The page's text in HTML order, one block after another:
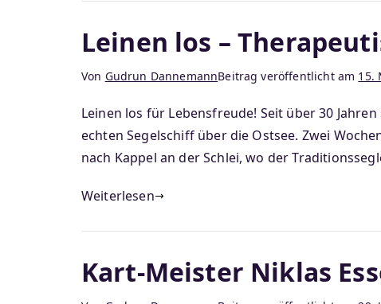
Leinen los –
Von Gudrun DannemannBeitrag veröffentlicht am 15.
Leinen los für Lebensfreude! Seit über 30
echten Segelschiff über die Ostsee. Zwei
nach Kappel an der Schlei, wo der
Weiterlesen
Kart-Meister Niklas